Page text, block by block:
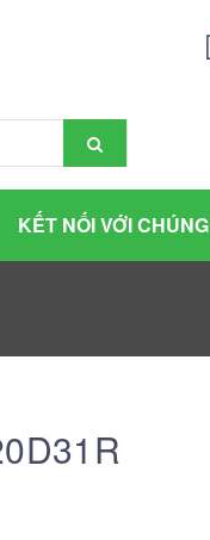
KẾT NỐI VỚI